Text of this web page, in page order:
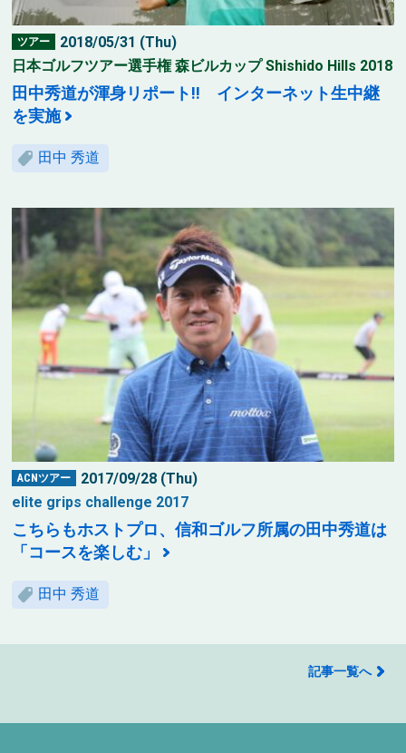
ツアー
2018/05/31 (Thu)
日本ゴルフツアー選手権 森ビルカップ Shishido Hills 2018
田中秀道が渾身リポート!! インターネット生中継
を実施
田中 秀道
ACNツアー
2017/09/28 (Thu)
elite grips challenge 2017
こちらもホストプロ、信和ゴルフ所属の田中秀道は
「コースを楽しむ」
田中 秀道
記事一覧へ